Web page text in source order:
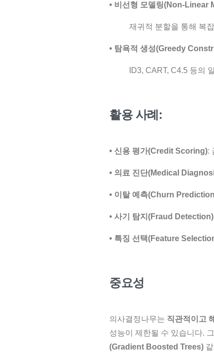
• 비선형 모델링(Non-Linear
재귀적 분할을 통해 복
• 탐욕적 생성(Greedy
ID3, CART, C4.5 등의
활용 사례:
• 신용 평가(Credit Scoring):
• 의료 진단(Medical
• 이탈 예측(Churn
• 사기 탐지(Fraud Detection)
• 특징 선택(Feature
중요성
의사결정나무는 직관적이고
성능이 제한될 수 있습니다.
(Gradient Boosted Trees)